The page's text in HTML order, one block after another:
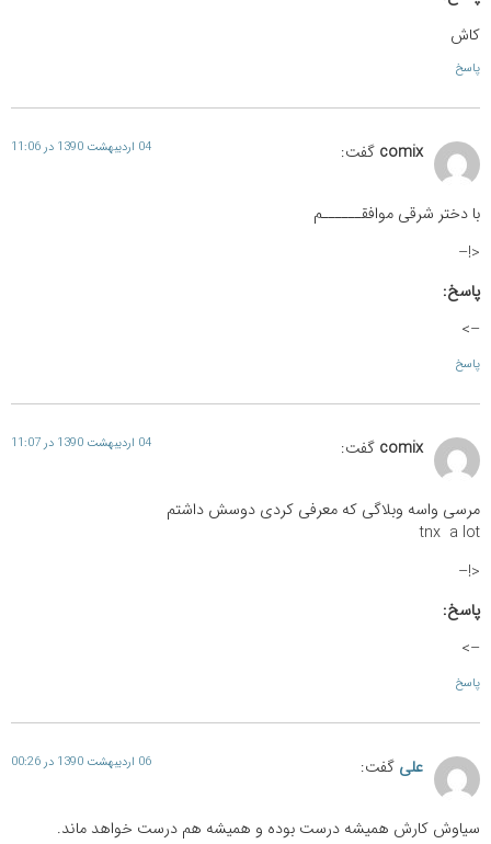
کاش
پاسخ
comix گفت: 04 اردیبهشت 1390 در 11:06
با دختر شرقی موافقــــــم
<!–
پاسخ:
–>
پاسخ
comix گفت: 04 اردیبهشت 1390 در 11:07
مرسی واسه وبلاگی که معرفی کردی دوسش داشتم
tnx a lot
<!–
پاسخ:
–>
پاسخ
علی گفت: 06 اردیبهشت 1390 در 00:26
سیاوش کارش همیشه درست بوده و همیشه هم درست خواهد ماند.